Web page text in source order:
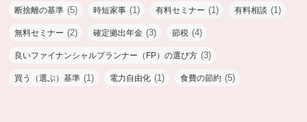
断捨離の基準 (5) 時短家事 (1) 有料セミナー (1) 有料相談 (1)
無料セミナー (2) 確定拠出年金 (3) 節税 (4)
良いファイナンシャルプランナー（FP）の選び方 (3)
買う（選ぶ）基準 (1) 電力自由化 (1) 食費の節約 (5)